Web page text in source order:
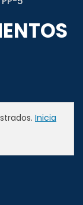
Inicia